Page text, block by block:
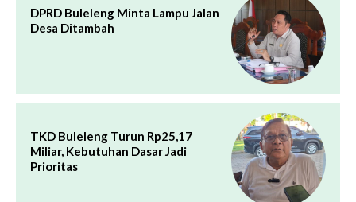
DPRD Buleleng Minta Lampu Jalan
Desa Ditambah
TKD Buleleng Turun Rp25,17
Miliar, Kebutuhan Dasar Jadi
Prioritas